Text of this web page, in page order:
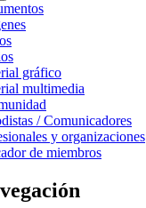
gráfico
multimedia
/ Comunicadores
y organizaciones
de miembros